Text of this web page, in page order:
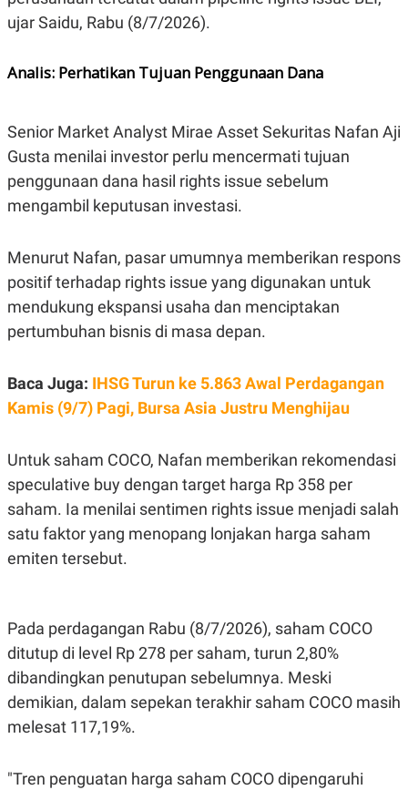
ujar Saidu, Rabu (8/7/2026).
Analis: Perhatikan Tujuan Penggunaan Dana
Senior Market Analyst Mirae Asset Sekuritas Nafan Aji
Gusta menilai investor perlu mencermati tujuan
penggunaan dana hasil rights issue sebelum
mengambil keputusan investasi.
Menurut Nafan, pasar umumnya memberikan respons
positif terhadap rights issue yang digunakan untuk
mendukung ekspansi usaha dan menciptakan
pertumbuhan bisnis di masa depan.
Baca Juga: IHSG Turun ke 5.863 Awal Perdagangan
Kamis (9/7) Pagi, Bursa Asia Justru Menghijau
Untuk saham COCO, Nafan memberikan rekomendasi
speculative buy dengan target harga Rp 358 per
saham. Ia menilai sentimen rights issue menjadi salah
satu faktor yang menopang lonjakan harga saham
emiten tersebut.
Pada perdagangan Rabu (8/7/2026), saham COCO
ditutup di level Rp 278 per saham, turun 2,80%
dibandingkan penutupan sebelumnya. Meski
demikian, dalam sepekan terakhir saham COCO masih
melesat 117,19%.
"Tren penguatan harga saham COCO dipengaruhi